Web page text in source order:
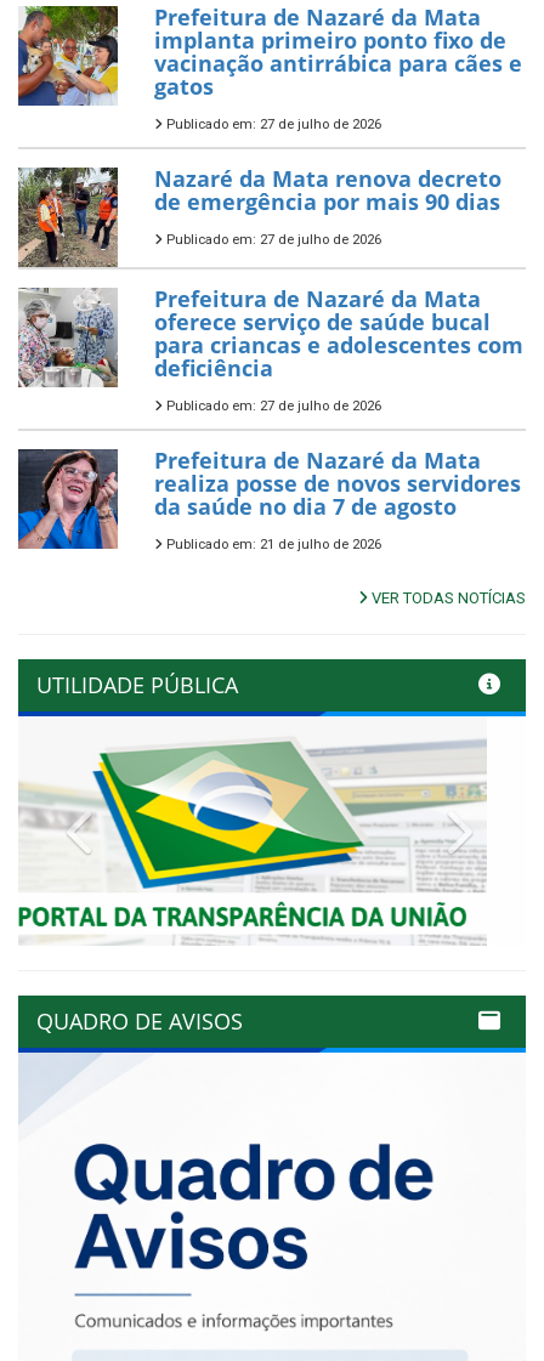
Prefeitura de Nazaré da Mata
implanta primeiro ponto fixo de
vacinação antirrábica para cães e
gatos
Publicado em: 27 de julho de 2026
Nazaré da Mata renova decreto
de emergência por mais 90 dias
Publicado em: 27 de julho de 2026
Prefeitura de Nazaré da Mata
oferece serviço de saúde bucal
para criancas e adolescentes com
deficiência
Publicado em: 27 de julho de 2026
Prefeitura de Nazaré da Mata
realiza posse de novos servidores
da saúde no dia 7 de agosto
Publicado em: 21 de julho de 2026
VER TODAS NOTÍCIAS
UTILIDADE PÚBLICA
Previous
QUADRO DE AVISOS